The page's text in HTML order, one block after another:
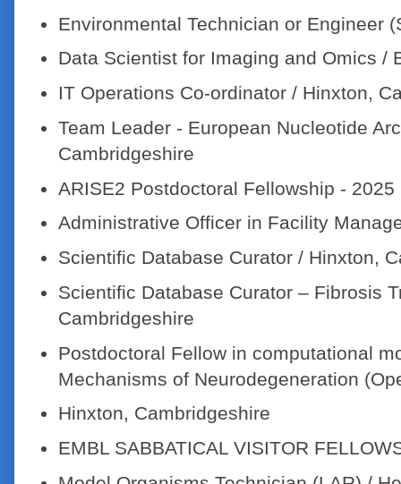
Environmental Technician or Engineer
Data Scientist for Imaging and Omics /
IT Operations Co-ordinator / Hinxton,
Team Leader - European Nucleotide
Cambridgeshire
ARISE2 Postdoctoral Fellowship -
Administrative Officer in Facility
Scientific Database Curator / Hinxton,
Scientific Database Curator – Fibrosis
Cambridgeshire
Postdoctoral Fellow in computational
Mechanisms of Neurodegeneration
Hinxton, Cambridgeshire
EMBL SABBATICAL VISITOR